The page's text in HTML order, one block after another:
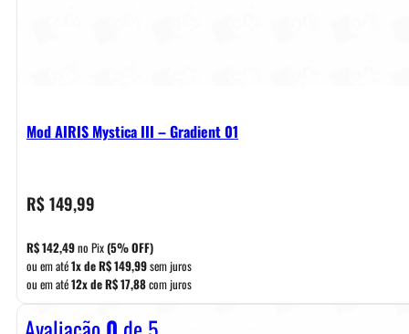
Mod AIRIS Mystica III – Gradient 01
R$149,99
R$142,49no Pix(5% OFF)
ou em até1x deR$149,99sem juros
ou em até12x deR$17,88com juros